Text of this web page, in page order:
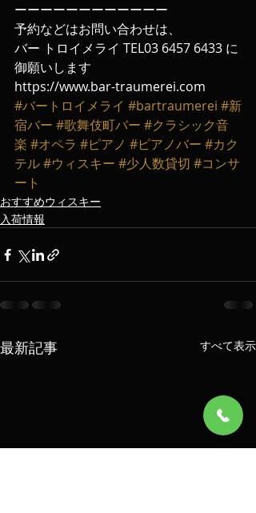
ーーーーーーーーーーーー
予約などはお問い合わせは、
バー トロイメライ TEL03 6457 6433 に
御願いします
https://www.bar-traumerei.com
#バートロイメライ #bartraumerei #新
宿バー #歌舞伎町バー #クラシック音
楽 #オペラ #ピアノ #ピアノバー #カク
テル#ウィスキー #少人数貸切 #コンサ
ート
おすすめウィスキー
入荷情報
最新記事 すべて表示